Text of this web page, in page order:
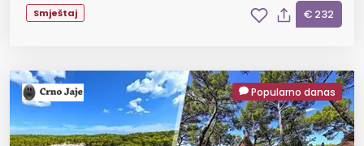
Smještaj € 232
Popularno danas